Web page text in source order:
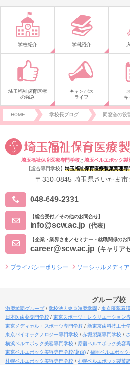
学校紹介 学科紹介
埼玉福祉保育医療
の強み
キャンパス
ライフ
キ
HOME 学校長ブログ 同窓会の役
埼玉福祉保育医療専門学校と埼玉ベルエポック製
【総合専門学校】 埼玉福祉保育医療製菓調理専
〒330-0845 埼玉県さいたま
048-649-2331
【総合受付／その他のお問合せ】
info@scw.ac.jp (代表)
【企業・業界さま／セミナー・就職関係のお
career@scw.ac.jp (キャリア
プライバシーポリシー ソーシャルメディ
グループ校
滋慶学園グループ 学校法人東京滋慶学園 東京医薬看
日本医歯薬専門学校
東京スポーツ・レクリエーション
東京メディカル・スポーツ専門学校
新東京歯科技工士
東京バイオテクノロジー専門学校
赤堀製菓専門学校
横浜ベルエポック美容専門学校
原宿ベルエポック美容
東京ベルエポック美容専門学校(葛西)
福岡ベルエポッ
札幌ベルエポック美容専門学校
札幌ベルエポック製菓